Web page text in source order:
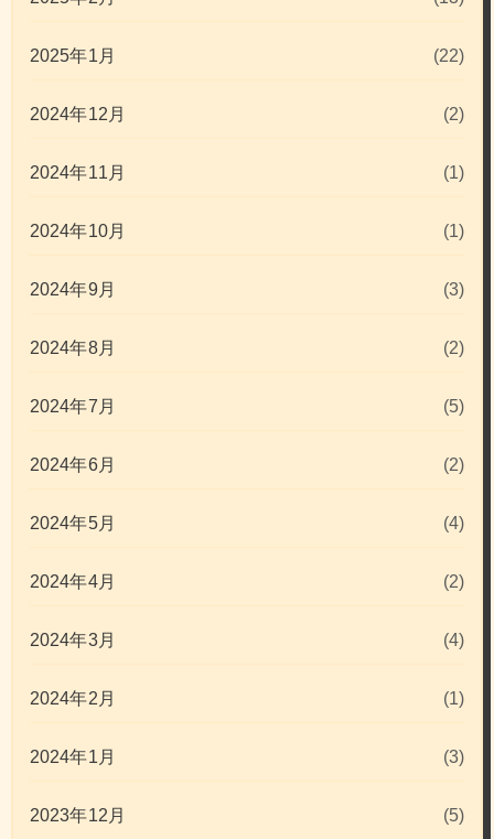
2025年1月 (22)
2024年12月 (2)
2024年11月 (1)
2024年10月 (1)
2024年9月 (3)
2024年8月 (2)
2024年7月 (5)
2024年6月 (2)
2024年5月 (4)
2024年4月 (2)
2024年3月 (4)
2024年2月 (1)
2024年1月 (3)
2023年12月 (5)